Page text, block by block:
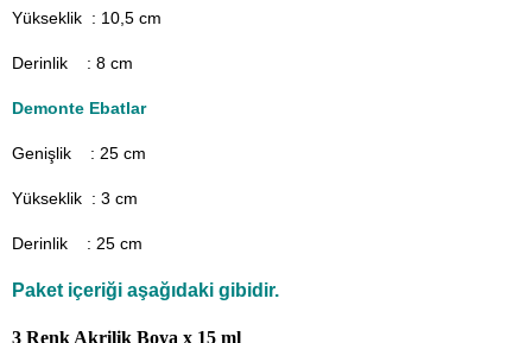
Yükseklik : 10,5 cm
Derinlik : 8 cm
Demonte Ebatlar
Genişlik : 25 cm
Yükseklik : 3 cm
Derinlik : 25 cm
Paket içeriği aşağıdaki gibidir.
3 Renk Akrilik Boya x 15 ml